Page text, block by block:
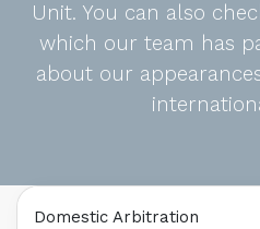
Unit. You can also
which our team has
about our
Domestic Arbitration